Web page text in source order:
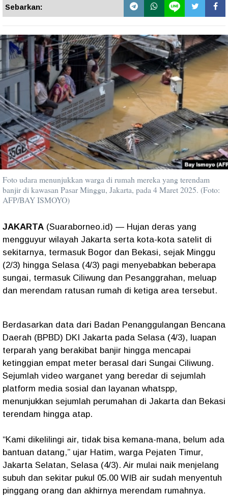
Sebarkan:
Foto udara menunjukkan warga di rumah mereka yang terendam
banjir di kawasan Pasar Minggu, Jakarta, pada 4 Maret 2025. (Foto:
AFP/BAY ISMOYO)
JAKARTA (Suaraborneo.id) — Hujan deras yang
mengguyur wilayah Jakarta serta kota-kota satelit di
sekitarnya, termasuk Bogor dan Bekasi, sejak Minggu
(2/3) hingga Selasa (4/3) pagi menyebabkan beberapa
sungai, termasuk Ciliwung dan Pesanggrahan, meluap
dan merendam ratusan rumah di ketiga area tersebut.
Berdasarkan data dari Badan Penanggulangan Bencana
Daerah (BPBD) DKI Jakarta pada Selasa (4/3), luapan
terparah yang berakibat banjir hingga mencapai
ketinggian empat meter berasal dari Sungai Ciliwung.
Sejumlah video warganet yang beredar di sejumlah
platform media sosial dan layanan whatspp,
menunjukkan sejumlah perumahan di Jakarta dan Bekasi
terendam hingga atap.
“Kami dikelilingi air, tidak bisa kemana-mana, belum ada
bantuan datang,” ujar Hatim, warga Pejaten Timur,
Jakarta Selatan, Selasa (4/3). Air mulai naik menjelang
subuh dan sekitar pukul 05.00 WIB air sudah menyentuh
pinggang orang dan akhirnya merendam rumahnya.